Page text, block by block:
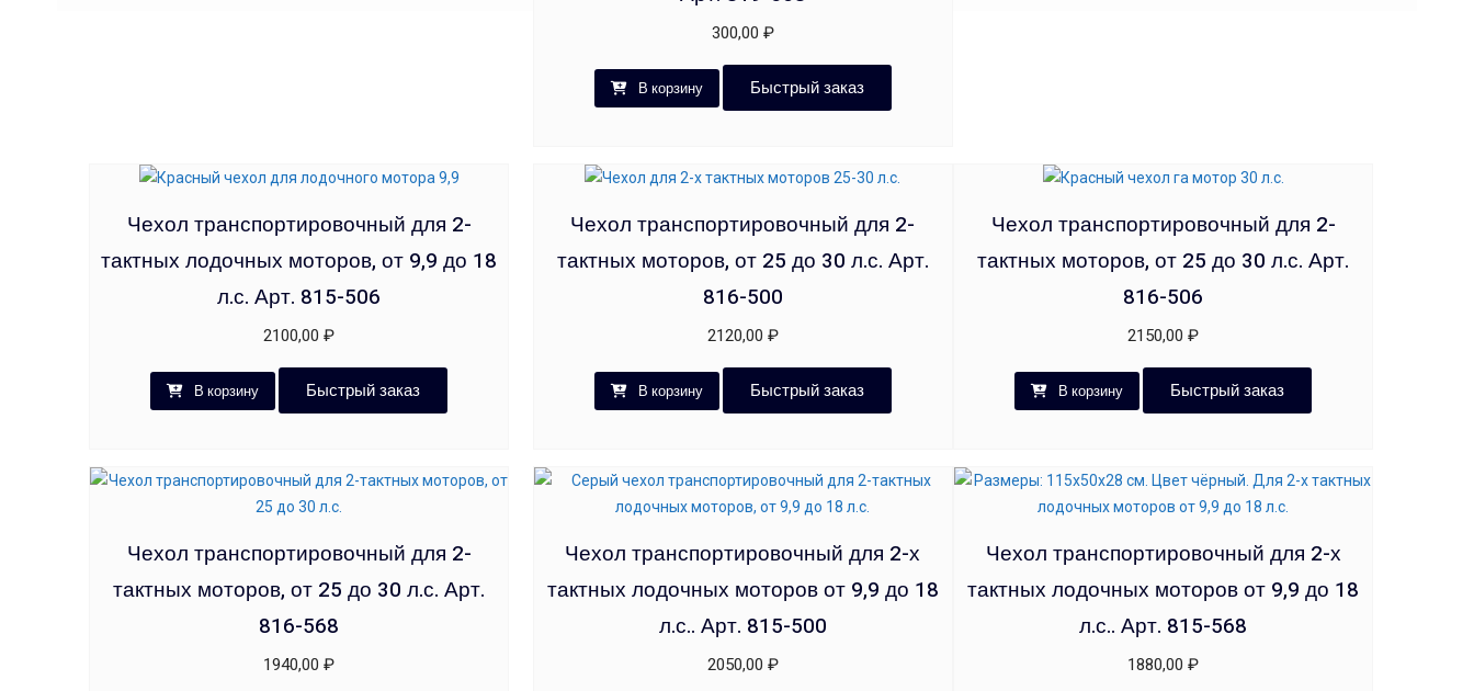
300,00 ₽
В корзину Быстрый заказ
Чехол транспортировочный для 2-
тактных лодочных моторов, от 9,9 до 18
л.с. Арт. 815-506
2100,00₽
В корзину Быстрый заказ
Чехол транспортировочный для 2-
тактных моторов, от 25 до 30 л.с. Арт.
816-500
2120,00 ₽
В корзину Быстрый заказ
Чехол транспортировочный для 2-
тактных моторов, от 25 до 30 л.с. Арт.
816-506
2150,00₽
В корзину Быстрый заказ
Чехол транспортировочный для 2-
тактных моторов, от 25 до 30 л.с. Арт.
816-568
1940,00₽
Чехол транспортировочный для 2-х
тактных лодочных моторов от 9,9 до 18
л.с.. Арт. 815-500
2050,00 ₽
Чехол транспортировочный для 2-х
тактных лодочных моторов от 9,9 до 18
л.с.. Арт. 815-568
1880,00₽